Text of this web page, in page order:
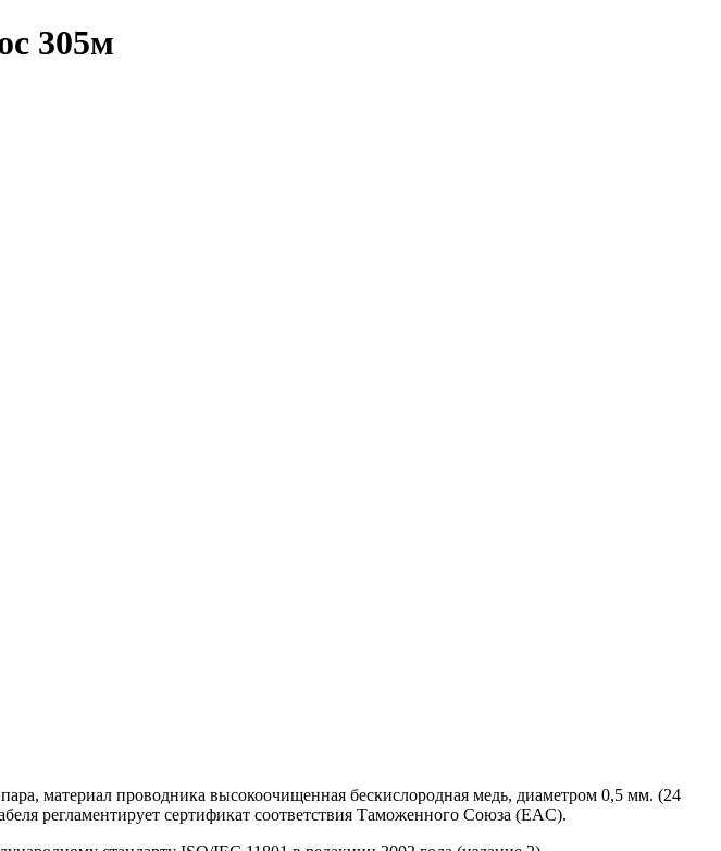
305м
материал проводника высокоочищенная бескислородная медь, диаметром 0,5 мм. (24
регламентирует сертификат соответствия Таможенного Союза (EAC).